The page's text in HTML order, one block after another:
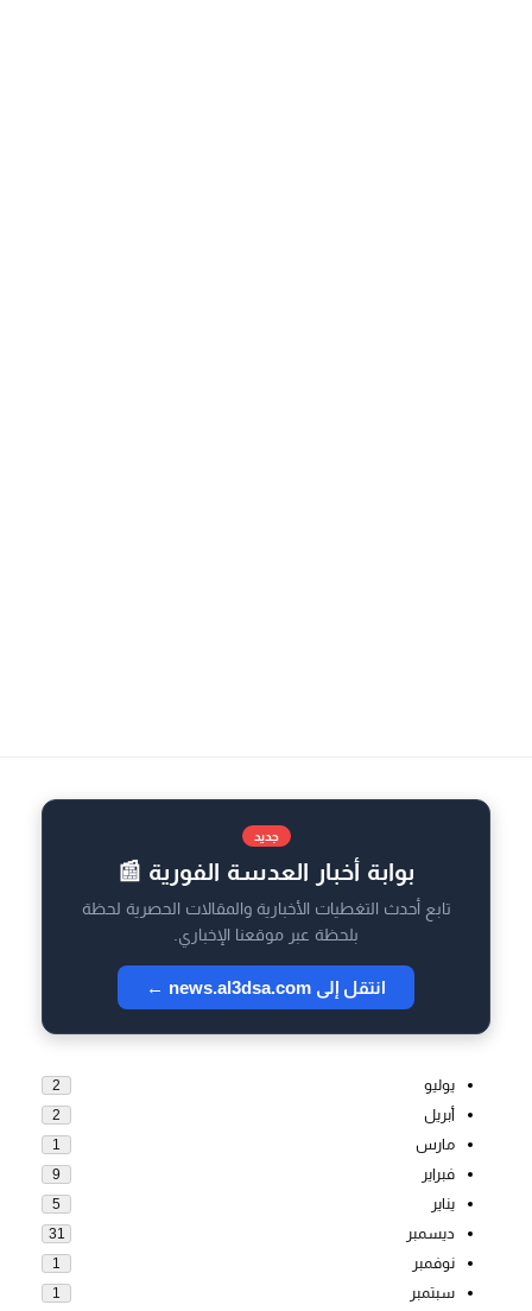
جديد
بوابة أخبار العدسة الفورية 📰
تابع أحدث التغطيات الأخبارية والمقالات الحصرية لحظة
بلحظة عبر موقعنا الإخباري.
انتقل إلى news.al3dsa.com ←
يوليو 2
أبريل 2
مارس 1
فبراير 9
يناير 5
ديسمبر 31
نوفمبر 1
سبتمبر 1